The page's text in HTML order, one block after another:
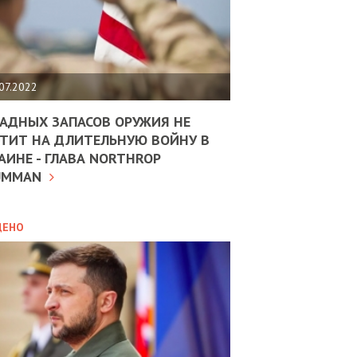
ЗАПАСОВ ОРУЖИЯ НЕ
НА ДЛИТЕЛЬНУЮ ВОЙНУ В
- ГЛАВА NORTHROP
10.02.2025